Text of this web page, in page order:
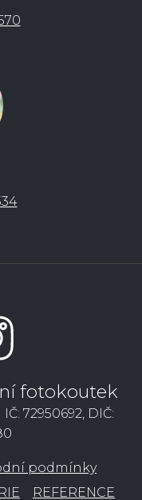
fotokoutek
72950692, DIČ:
podmínky
REFERENCE